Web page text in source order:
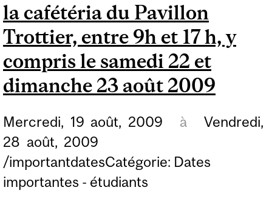
(DIETETICS) »
la cafétéria du Pavillon
Trottier, entre 9h et 17 h, y
compris le samedi 22 et
dimanche 23 août 2009
Mercredi, 19 août, 2009 à
Vendredi,
28 août, 2009
/importantdatesCatégorie: Dates
importantes - étudiants